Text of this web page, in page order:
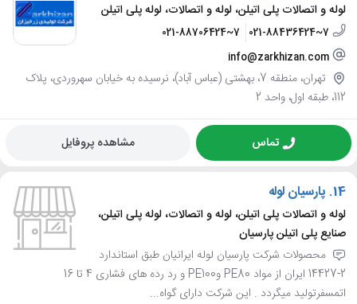
لوله و اتصالات پلی اتیلن، لوله و اتصالات، لوله پلی اتیلن
021-88436424~7
021-88706424~7
info@zarkhizan.com
تهران، منطقه 7، بهشتی (عباس آباد)، نرسیده به خیابان سهروردی، پلاک
112، طبقه اول، واحد 2
تماس مشاهده پروفایل
14. پارسیان لوله
لوله و اتصالات پلی اتیلن، لوله و اتصالات، لوله پلی اتیلن،
صنایع پلی اتیلن پارسیان
محصولات شرکت پارسیان لوله ایرانیان طبق استاندارد
2-14427 ایران از مواد PE80 وPE100 و رد رده های فشاری 4 تا 16
اتمسفرتولید میگردد . این شرکت دارای گواه...